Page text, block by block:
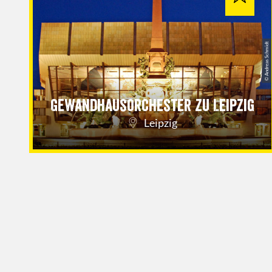
Gewandhausorchester zu Leipzig
Leipzig
© Andreas Schmidt